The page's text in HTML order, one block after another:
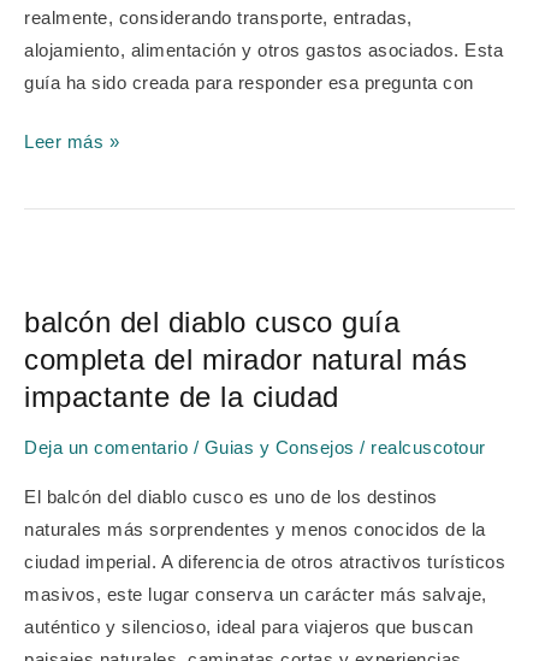
realmente, considerando transporte, entradas,
alojamiento, alimentación y otros gastos asociados. Esta
guía ha sido creada para responder esa pregunta con
reales
Leer más »
balcón del diablo cusco guía
completa del mirador natural más
impactante de la ciudad
Deja un comentario / Guias y Consejos / realcuscotour
El balcón del diablo cusco es uno de los destinos
naturales más sorprendentes y menos conocidos de la
ciudad imperial. A diferencia de otros atractivos turísticos
masivos, este lugar conserva un carácter más salvaje,
auténtico y silencioso, ideal para viajeros que buscan
diablo
cusco
guía
del
mirador
natural
más
impactante